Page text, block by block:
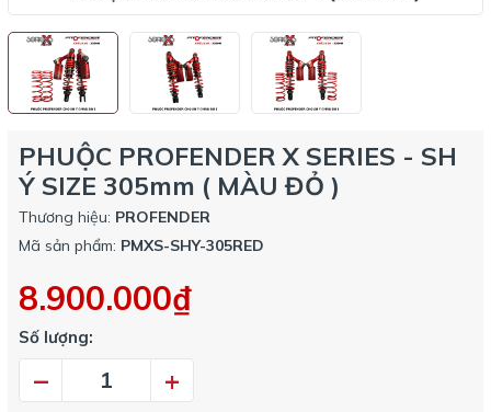
PHUỘC PROFENDER X SERIES - SH
Ý SIZE 305mm ( MÀU ĐỎ )
Thương hiệu: PROFENDER
Mã sản phẩm: PMXS-SHY-305RED
8.900.000₫
Số lượng:
– +